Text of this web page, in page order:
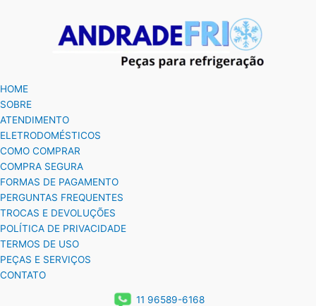
HOME
SOBRE
ATENDIMENTO
ELETRODOMÉSTICOS
COMO COMPRAR
COMPRA SEGURA
FORMAS DE PAGAMENTO
PERGUNTAS FREQUENTES
TROCAS E DEVOLUÇÕES
POLÍTICA DE PRIVACIDADE
TERMOS DE USO
PEÇAS E SERVIÇOS
CONTATO
11 96589-6168